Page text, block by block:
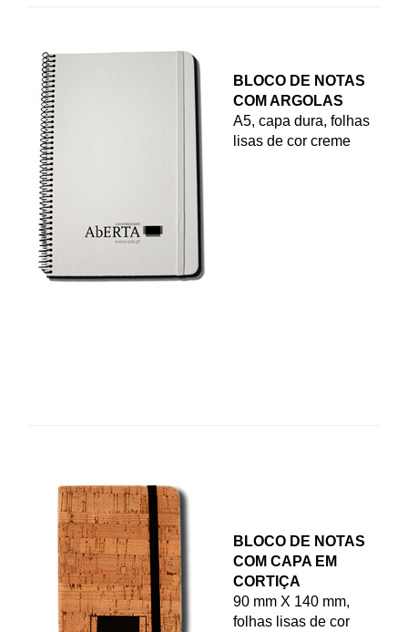
BLOCO DE NOTAS
COM ARGOLAS
A5, capa dura, folhas
lisas de cor creme
BLOCO DE NOTAS
COM CAPA EM
CORTIÇA
90 mm X 140 mm,
folhas lisas de cor